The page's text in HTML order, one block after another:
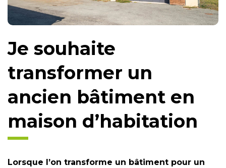
Je souhaite
transformer un
ancien bâtiment en
maison d’habitation
Lorsque l’on transforme un bâtiment pour un